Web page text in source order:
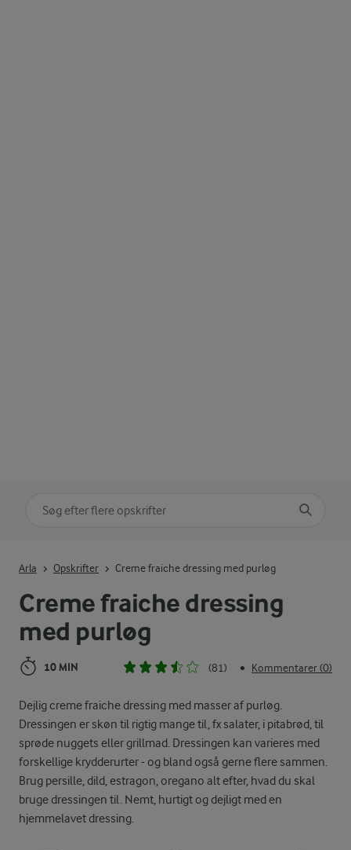
Creme fraiche dressing
med purløg
10 MIN (81) • Kommentarer (0)
Dejlig creme fraiche dressing med masser af purløg.
Dressingen er skøn til rigtig mange til, fx salater, i pitabrød, til
sprøde nuggets eller grillmad. Dressingen kan varieres med
forskellige krydderurter - og bland også gerne flere sammen.
Brug persille, dild, estragon, oregano alt efter, hvad du skal
bruge dressingen til. Nemt, hurtigt og dejligt med en
hjemmelavet dressing.
Arla Opskrifter Creme fraiche dressing med purløg
Søg på kategori